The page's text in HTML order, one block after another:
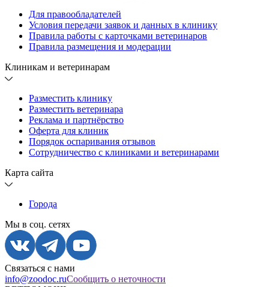
Для правообладателей
Условия передачи заявок и данных в клинику
Правила работы с карточками ветеринаров
Правила размещения и модерации
Клиникам и ветеринарам
Разместить клинику
Разместить ветеринара
Реклама и партнёрство
Оферта для клиник
Порядок оспаривания отзывов
Сотрудничество с клиниками и ветеринарами
Карта сайта
Города
Мы в соц. сетях
Связаться с нами
info@zoodoc.ruСообщить о неточности